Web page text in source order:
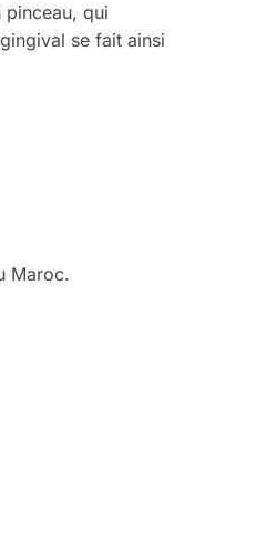
pinceau, qui
se fait ainsi
Maroc.